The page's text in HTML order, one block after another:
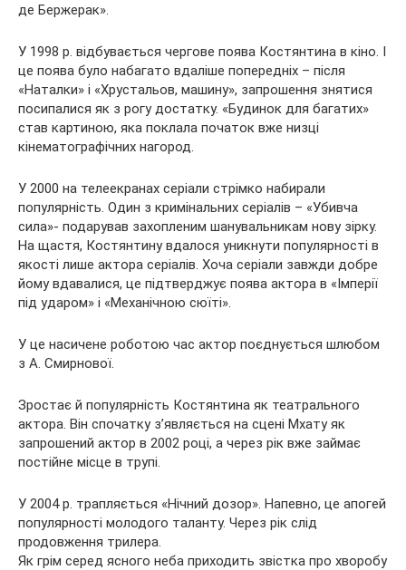
де Бержерак».
У 1998 р. відбувається чергове поява Костянтина в кіно. І
це поява було набагато вдаліше попередніх – після
«Наталки» і «Хрустальов, машину», запрошення знятися
посипалися як з рогу достатку. «Будинок для багатих»
став картиною, яка поклала початок вже низці
кінематографічних нагород.
У 2000 на телеекранах серіали стрімко набирали
популярність. Один з кримінальних серіалів – «Убивча
сила»- подарував захопленим шанувальникам нову зірку.
На щастя, Костянтину вдалося уникнути популярності в
якості лише актора серіалів. Хоча серіали завжди добре
йому вдавалися, це підтверджує поява актора в «Імперії
під ударом» і «Механічною сюїті».
У це насичене роботою час актор поєднується шлюбом
з А. Смирнової.
Зростає й популярність Костянтина як театрального
актора. Він спочатку з’являється на сцені Мхату як
запрошений актор в 2002 році, а через рік вже займає
постійне місце в трупі.
У 2004 р. трапляється «Нічний дозор». Напевно, це апогей
популярності молодого таланту. Через рік слід
продовження трилера.
Як грім серед ясного неба приходить звістка про хворобу